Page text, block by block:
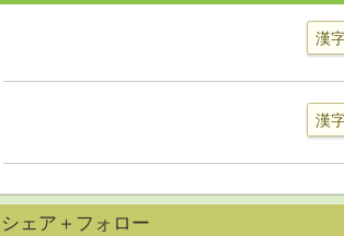
漢
漢
シェア＋フォロー